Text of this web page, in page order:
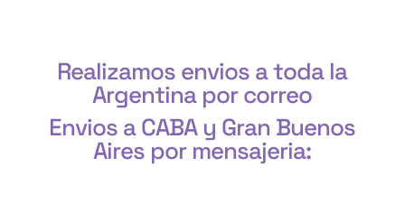
Realizamos envios a toda la
Argentina por correo
Envios a CABA y Gran Buenos
Aires por mensajeria: